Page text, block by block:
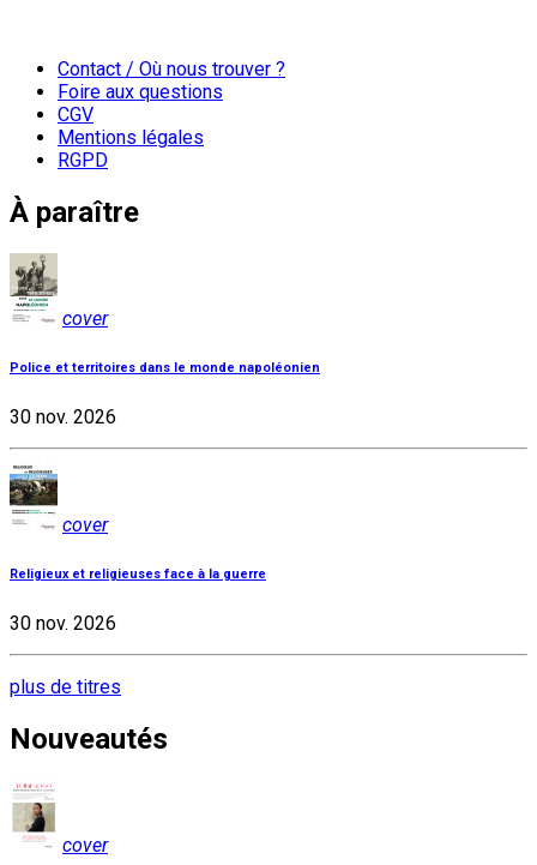
Contact / Où nous trouver ?
Foire aux questions
CGV
Mentions légales
RGPD
À paraître
cover
Police et territoires dans le monde napoléonien
30 nov. 2026
cover
Religieux et religieuses face à la guerre
30 nov. 2026
plus de titres
Nouveautés
cover